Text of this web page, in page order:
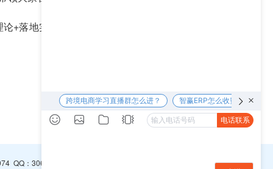
+落地实操双管齐下，全面系统提升TikTok卖家的
QQ： 3065094296